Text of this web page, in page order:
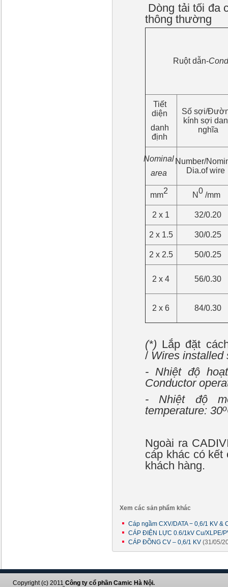
Dòng tải tối đa
thông thường
Ruột dẫn-
Tiết
diện
danh
định
Số sợi/
kính sợi
nghĩa
Nominal
area
Number/
Dia.of wire
mm2 N0 /mm
2 x 1 32/0.20
2 x 1.5 30/0.25
2 x 2.5 50/0.25
2 x 4 56/0.30
2 x 6 84/0.30
(*) Lắp đặt
/ Wires installed
- Nhiệt độ
Conductor
- Nhiệt độ
temperature: 30o
Ngoài ra
cáp khác có kết
khách hàng.
Xem các sản phẩm khác
Cáp ngầm CXV/DATA − 0,6/1 KV &
CÁP ĐIỆN LỰC 0.6/1kV Cu/XLPE/
CÁP ĐỒNG CV – 0,6/1 KV (31/05/
Copyright (c) 2011 Công ty cổ phần Camic Hà Nội.